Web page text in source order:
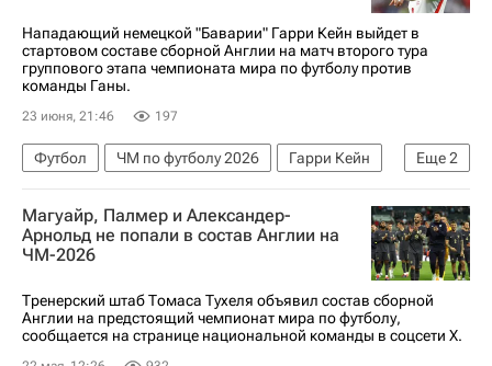
Нападающий немецкой "Баварии" Гарри Кейн выйдет в
стартовом составе сборной Англии на матч второго тура
группового этапа чемпионата мира по футболу против
команды Ганы.
23 июня, 21:46 197
Еще2
Футбол ЧМ по футболу 2026
Гарри Кейн
Англия
Гана
Магуайр, Палмер и Александер-
Арнольд не попали в состав Англии на
ЧМ-2026
Тренерский штаб Томаса Тухеля объявил состав сборной
Англии на предстоящий чемпионат мира по футболу,
сообщается на странице национальной команды в соцсети Х.